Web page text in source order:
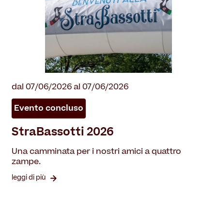
dal 07/06/2026 al 07/06/2026
Evento concluso
StraBassotti 2026
Una camminata per i nostri amici a quattro
zampe.
leggi di più